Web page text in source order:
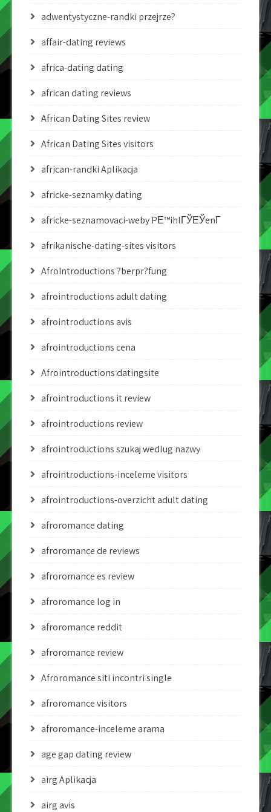
adwentystyczne-randki przejrze?
affair-dating reviews
africa-dating dating
african dating reviews
African Dating Sites review
African Dating Sites visitors
african-randki Aplikacja
africke-seznamky dating
africke-seznamovaci-weby PЕ™ihlГЎЕЎenГ­
afrikanische-dating-sites visitors
AfroIntroductions ?berpr?fung
afrointroductions adult dating
afrointroductions avis
afrointroductions cena
Afrointroductions datingsite
afrointroductions it review
afrointroductions review
afrointroductions szukaj wedlug nazwy
afrointroductions-inceleme visitors
afrointroductions-overzicht adult dating
afroromance dating
afroromance de reviews
afroromance es review
afroromance log in
afroromance reddit
afroromance review
Afroromance siti incontri single
afroromance visitors
afroromance-inceleme arama
age gap dating review
airg Aplikacja
airg avis